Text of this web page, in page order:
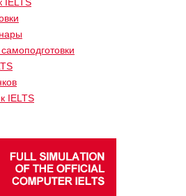
IELTS